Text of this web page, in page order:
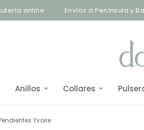
online Envíos a Península y
Anillos Collares
Yvoire